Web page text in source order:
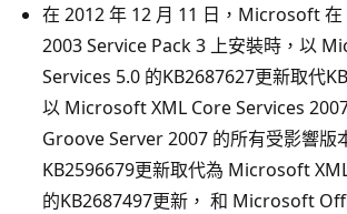
在 2012 年 12 月 11 日，Microsoft
2003 Service Pack 3 上安裝時，以
Services 5.0 的KB2687627更新取代
以 Microsoft XML Core Services
Groove Server 2007 的所有受影響版
KB2596679更新取代為 Microsoft
的KB2687497更新， 和 Microsoft